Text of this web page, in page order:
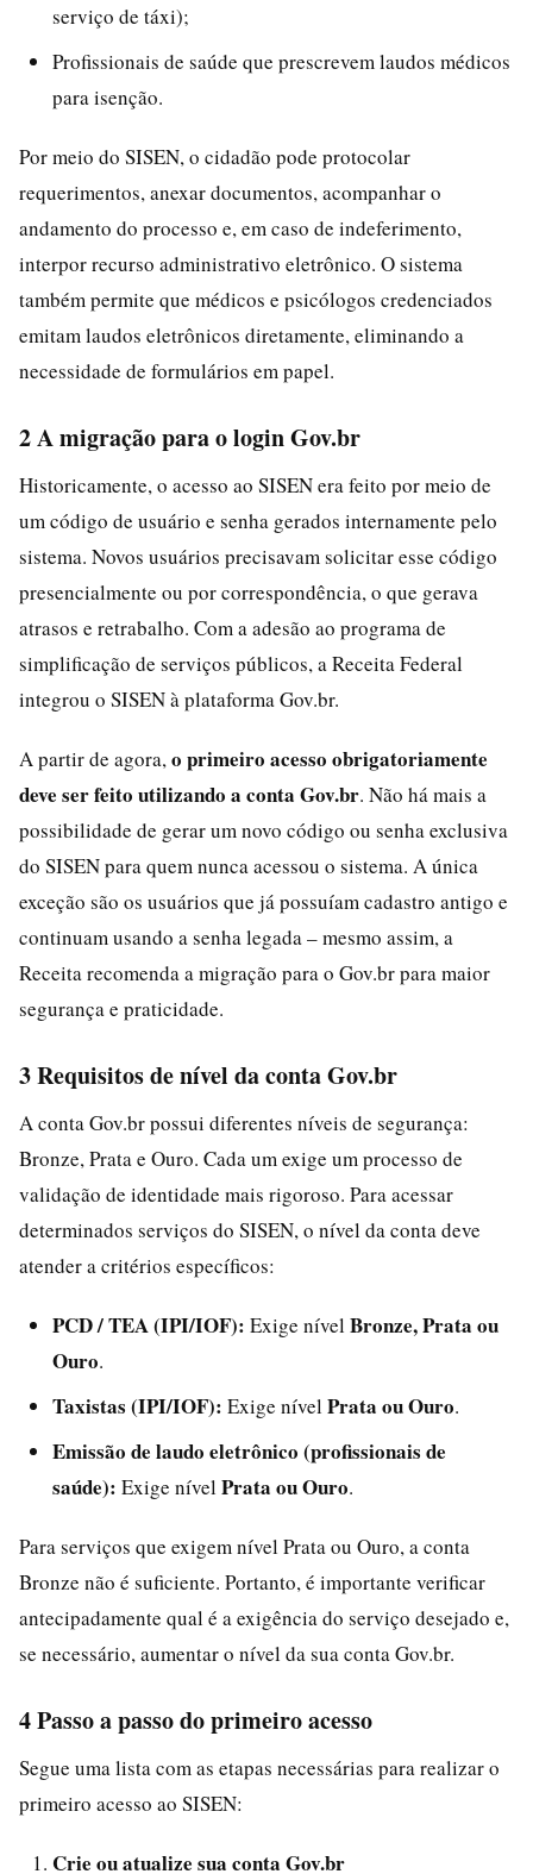
serviço de táxi);
Profissionais de saúde que prescrevem laudos médicos
para isenção.
Por meio do SISEN, o cidadão pode protocolar
requerimentos, anexar documentos, acompanhar o
andamento do processo e, em caso de indeferimento,
interpor recurso administrativo eletrônico. O sistema
também permite que médicos e psicólogos credenciados
emitam laudos eletrônicos diretamente, eliminando a
necessidade de formulários em papel.
2 A migração para o login Gov.br
Historicamente, o acesso ao SISEN era feito por meio de
um código de usuário e senha gerados internamente pelo
sistema. Novos usuários precisavam solicitar esse código
presencialmente ou por correspondência, o que gerava
atrasos e retrabalho. Com a adesão ao programa de
simplificação de serviços públicos, a Receita Federal
integrou o SISEN à plataforma Gov.br.
A partir de agora, o primeiro acesso obrigatoriamente
deve ser feito utilizando a conta Gov.br. Não há mais a
possibilidade de gerar um novo código ou senha exclusiva
do SISEN para quem nunca acessou o sistema. A única
exceção são os usuários que já possuíam cadastro antigo e
continuam usando a senha legada – mesmo assim, a
Receita recomenda a migração para o Gov.br para maior
segurança e praticidade.
3 Requisitos de nível da conta Gov.br
A conta Gov.br possui diferentes níveis de segurança:
Bronze, Prata e Ouro. Cada um exige um processo de
validação de identidade mais rigoroso. Para acessar
determinados serviços do SISEN, o nível da conta deve
atender a critérios específicos:
PCD / TEA (IPI/IOF): Exige nível Bronze, Prata ou
Ouro.
Taxistas (IPI/IOF): Exige nível Prata ou Ouro.
Emissão de laudo eletrônico (profissionais de
saúde): Exige nível Prata ou Ouro.
Para serviços que exigem nível Prata ou Ouro, a conta
Bronze não é suficiente. Portanto, é importante verificar
antecipadamente qual é a exigência do serviço desejado e,
se necessário, aumentar o nível da sua conta Gov.br.
4 Passo a passo do primeiro acesso
Segue uma lista com as etapas necessárias para realizar o
primeiro acesso ao SISEN:
Crie ou atualize sua conta Gov.br